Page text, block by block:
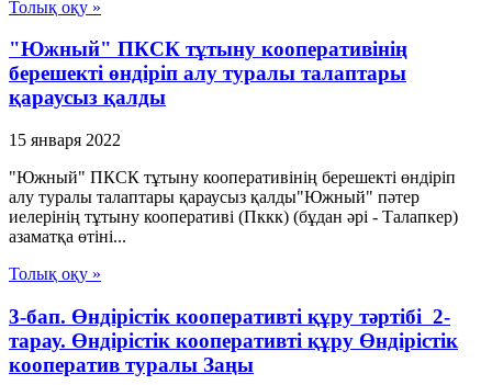
Толық оқу »
"Южный" ПКСК тұтыну кооперативінің
берешекті өндіріп алу туралы талаптары
қараусыз қалды
15 января 2022
"Южный" ПКСК тұтыну кооперативінің берешекті өндіріп
алу туралы талаптары қараусыз қалды"Южный" пәтер
иелерінің тұтыну кооперативі (Пккк) (бұдан әрі - Талапкер)
азаматқа өтіні...
Толық оқу »
3-бап. Өндiрiстiк кооперативтi құру тәртiбi 2-
тарау. Өндiрiстiк кооперативтi құру Өндiрiстiк
кооператив туралы Заңы